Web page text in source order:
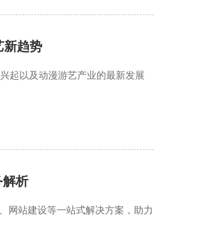
新趋势
起以及动漫游艺产业的最新发展
析
网站建设等一站式解决方案，助力